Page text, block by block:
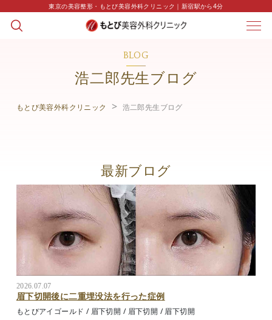
東京の美容整形・もとび美容外科クリニック｜新宿駅から4分
BLOG
浩二郎先生ブログ
もとび美容外科クリニック 浩二郎先生ブログ
最新ブログ
2026.07.07
眉下切開後に二重埋没法を行った症例
もとびアイゴールド / 眉下切開 / 眉下切開 /眉下切開